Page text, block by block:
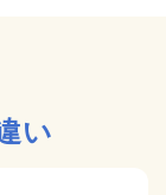
い